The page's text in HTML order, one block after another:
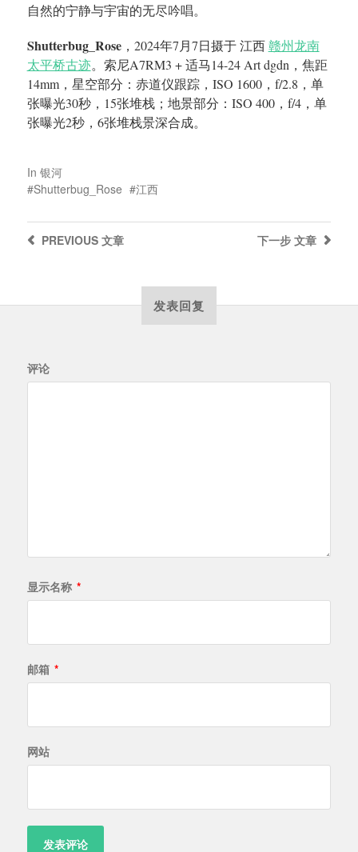
自然的宁静与宇宙的无尽吟唱。
Shutterbug_Rose，2024年7月7日摄于 江西赣州龙南
太平桥古迹。索尼A7RM3 + 适马14-24 Art dgdn，焦距
14mm，星空部分：赤道仪跟踪，ISO 1600，f/2.8，单
张曝光30秒，15张堆栈；地景部分：ISO 400，f/4，单
张曝光2秒，6张堆栈景深合成。
In 银河
Shutterbug_Rose
江西
下一步 文章
PREVIOUS文章
发表回复
评论
显示名称 *
邮箱 *
网站